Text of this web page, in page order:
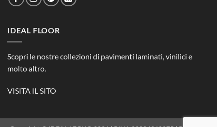
IDEAL FLOOR
Scopri le nostre collezioni di pavimenti laminati, vinilici e
molto altro.
VISITA IL SITO